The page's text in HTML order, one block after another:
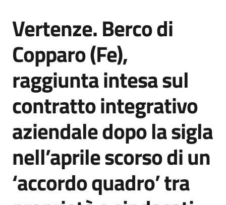
Agenzia
di
informazione
e
comunicazione
su
Salta al contenuto
Vertenze. Berco di
Copparo (Fe),
raggiunta intesa sul
contratto integrativo
aziendale dopo la sigla
nell’aprile scorso di un
‘accordo quadro’ tra